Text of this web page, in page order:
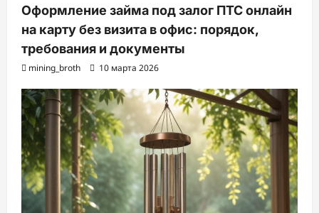
Оформление займа под залог ПТС онлайн
на карту без визита в офис: порядок,
требования и документы
mining_broth 10 марта 2026